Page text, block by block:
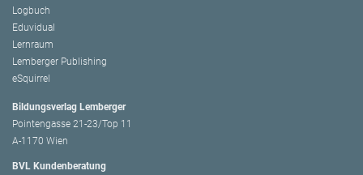
Logbuch
Eduvidual
Lernraum
Lemberger Publishing
eSquirrel
Bildungsverlag Lemberger
Pointengasse 21-23/Top 11
A-1170 Wien
BVL Kundenberatung